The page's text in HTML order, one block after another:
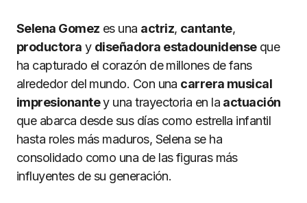
Selena Gomez es una actriz, cantante,
productora y diseñadora estadounidenseque
ha capturado el corazón de millones de fans
alrededor del mundo. Con una carrera musical
impresionantey una trayectoria en la actuación
que abarca desde sus días como estrella infantil
hasta roles más maduros, Selena se ha
consolidado como una de las figuras más
influyentes de su generación.